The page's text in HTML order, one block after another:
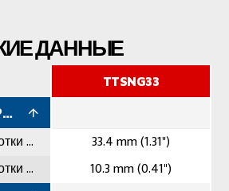
ДАННЫЕ
ДИАПАЗОН ОБРАБОТКИ
Диапазон обработки максимальный
Диапазон обработки минимальный
TTSNG33
33.4 mm (1.31")
10.3 mm (0.41")